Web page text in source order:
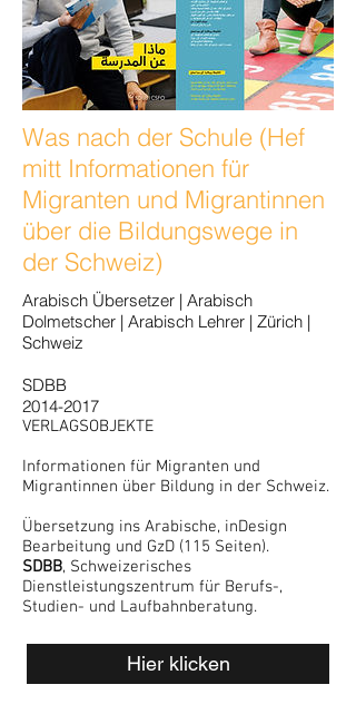
Was nach der Schule (Hef
mitt Informationen für
Migranten und Migrantinnen
über die Bildungswege in
der Schweiz)
Arabisch Übersetzer | Arabisch
Dolmetscher | Arabisch Lehrer | Zürich |
Schweiz
SDBB
2014-2017
VERLAGSOBJEKTE
Informationen für Migranten und
Migrantinnen über Bildung in der Schweiz.
Übersetzung ins Arabische, inDesign
Bearbeitung und GzD (115 Seiten).
SDBB, Schweizerisches
Dienstleistungszentrum für Berufs-,
Studien- und Laufbahnberatung.
Hier klicken